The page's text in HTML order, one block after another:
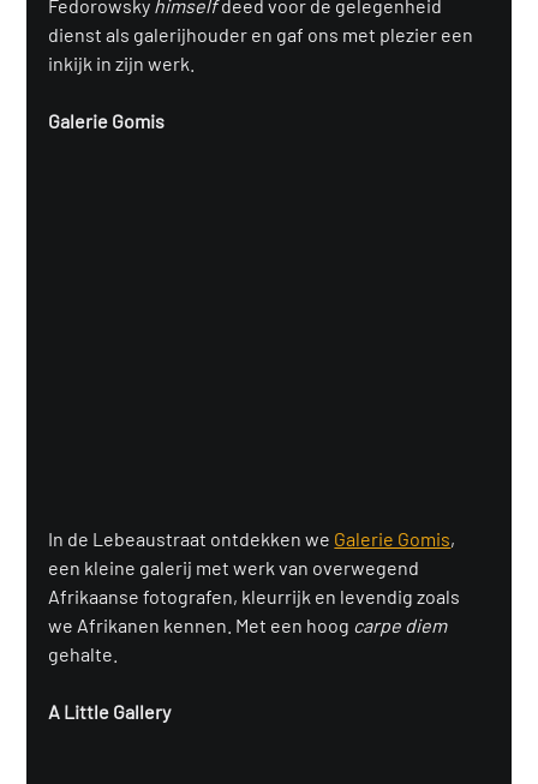
Fedorowsky himself deed voor de gelegenheid
dienst als galerijhouder en gaf ons met plezier een
inkijk in zijn werk.
Galerie Gomis
In de Lebeaustraat ontdekken we Galerie Gomis,
een kleine galerij met werk van overwegend
Afrikaanse fotografen, kleurrijk en levendig zoals
we Afrikanen kennen. Met een hoog carpe diem
gehalte.
A Little Gallery